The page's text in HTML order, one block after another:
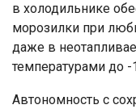
в холодильнике
морозилки при
даже в
температурами до -
Автономность с